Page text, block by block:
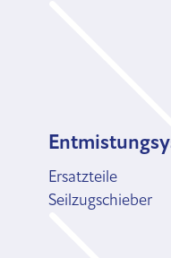
Ersatzteile
Seilzugschieber